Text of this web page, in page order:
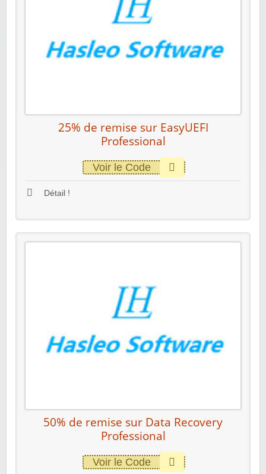
25% de remise sur EasyUEFI
Professional
Voir le Code
Détail !
50% de remise sur Data Recovery
Professional
Voir le Code